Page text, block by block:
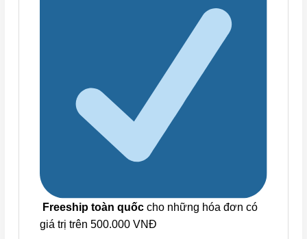
Freeship toàn quốc cho những hóa đơn có
giá trị trên 500.000 VNĐ